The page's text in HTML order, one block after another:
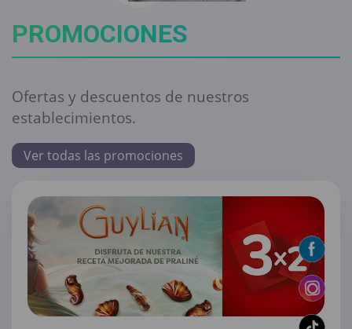
PROMOCIONES
Ofertas y descuentos de nuestros
establecimientos.
Ver todas las promociones